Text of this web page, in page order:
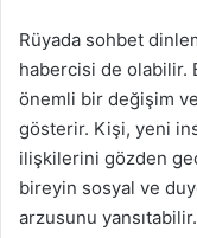
Rüyada sohbet
habercisi de olabilir.
önemli bir değişim
gösterir. Kişi, yeni
ilişkilerini gözden
bireyin sosyal ve
arzusunu yansıtabilir.